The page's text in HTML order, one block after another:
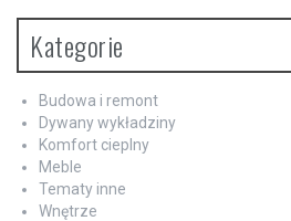
Kategorie
Budowa i remont
Dywany wykładziny
Komfort cieplny
Meble
Tematy inne
Wnętrze